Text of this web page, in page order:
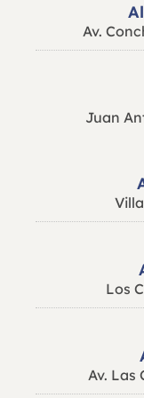
Av.
Juan
Los
Av. Las